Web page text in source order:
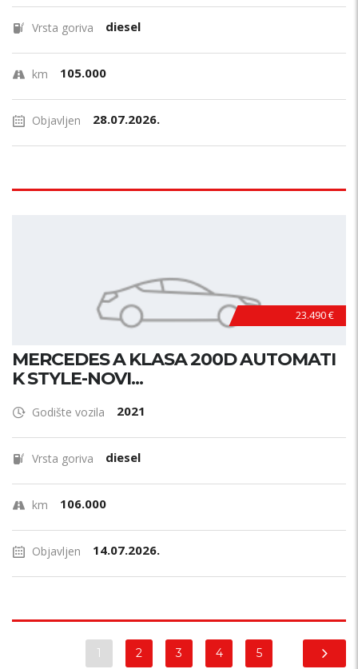
Vrsta goriva diesel
km 105.000
Objavljen 28.07.2026.
23.490 €
MERCEDES A KLASA 200D AUTOMATI
K STYLE-NOVI...
Godište vozila 2021
Vrsta goriva diesel
km 106.000
Objavljen 14.07.2026.
1 2 3 4 5